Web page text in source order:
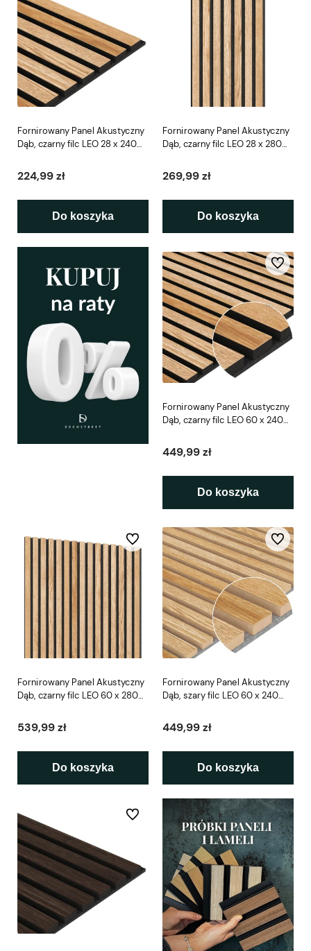
Fornirowany Panel Akustyczny
Dąb, czarny filc LEO 28 x 240
224,99 zł
Do koszyka
Fornirowany Panel Akustyczny
Dąb, czarny filc LEO 28 x 280
269,99 zł
Do koszyka
Fornirowany Panel Akustyczny
Dąb, czarny filc LEO 60 x 240
449,99 zł
Do koszyka
Do
Fornirowany Panel Akustyczny
Dąb, czarny filc LEO 60 x 280
539,99 zł
Do koszyka
Do ulubionych
Fornirowany Panel Akustyczny
Dąb, szary filc LEO 60 x 240
449,99 zł
Do koszyka
Do
Do ulubionych